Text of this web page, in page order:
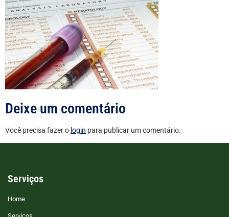
Deixe um comentário
Você precisa fazer o login para publicar um comentário.
Serviços
Home